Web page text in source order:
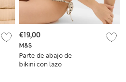
M&S
Parte de abajo de
bikini con lazo
€19,00